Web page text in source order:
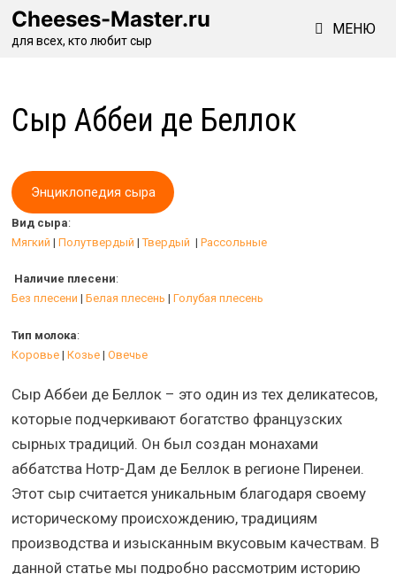
Перейти
Cheeses-Master.ru
для всех, кто любит сыр
МЕНЮ
Сыр Аббеи де Беллок
Энциклопедия сыра
Вид сыра:
Мягкий |Полутвердый |Твердый |Рассольные
Наличие плесени:
Без плесени |Белая плесень |Голубая плесень
Тип молока:
Коровье |Козье |Овечье
Сыр Аббеи де Беллок – это один из тех деликатесов,
которые подчеркивают богатство французских
сырных традиций. Он был создан монахами
аббатства Нотр-Дам де Беллок в регионе Пиренеи.
Этот сыр считается уникальным благодаря своему
историческому происхождению, традициям
производства и изысканным вкусовым качествам. В
данной статье мы подробно рассмотрим историю